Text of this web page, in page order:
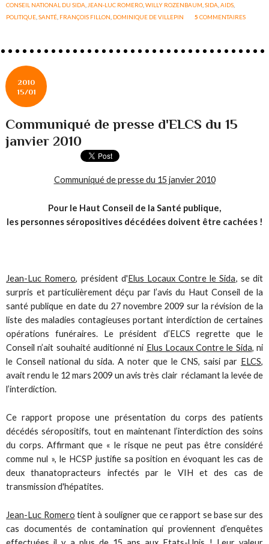
CONSEIL NATIONAL DU SIDA JEAN-LUC ROMERO ,WILLY ROZENBAUM ,SIDA ,AIDS
POLITIQUE ,SANTÉ FRANÇOIS FILLON DOMINIQUE DE VILLEPIN 5 COMMENTAIRES
2010
15/01
Communiqué de presse d'ELCS du 15
janvier 2010
Communiqué de presse du 15 janvier 2010
Pour le Haut Conseil de la Santé publique,
les personnes séropositives décédées doivent être cachées !
Jean-Luc Romero, président d'Elus Locaux Contre le Sida, se dit
surpris et particulièrement déçu par l’avis du Haut Conseil de la
santé publique en date du 27 novembre 2009 sur la révision de la
liste des maladies contagieuses portant interdiction de certaines
opérations funéraires. Le président d’ELCS regrette que le
Conseil n’ait souhaité auditionné ni Elus Locaux Contre le Sida, ni
le Conseil national du sida. A noter que le CNS, saisi par ELCS,
avait rendu le 12 mars 2009 un avis très clair réclamant la levée de
l’interdiction.
Ce rapport propose une présentation du corps des patients
décédés séropositifs, tout en maintenant l’interdiction des soins
du corps. Affirmant que « le risque ne peut pas être considéré
comme nul », le HCSP justifie sa position en évoquant les cas de
deux thanatopracteurs infectés par le VIH et des cas de
transmission d'hépatites.
Jean-Luc Romero tient à souligner que ce rapport se base sur des
cas documentés de contamination qui proviennent d’enquêtes